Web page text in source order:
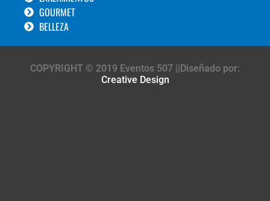
GOURMET
BELLEZA
COPYRIGHT © 2019 Eventos 507 ||Diseñado por:
Creative Design